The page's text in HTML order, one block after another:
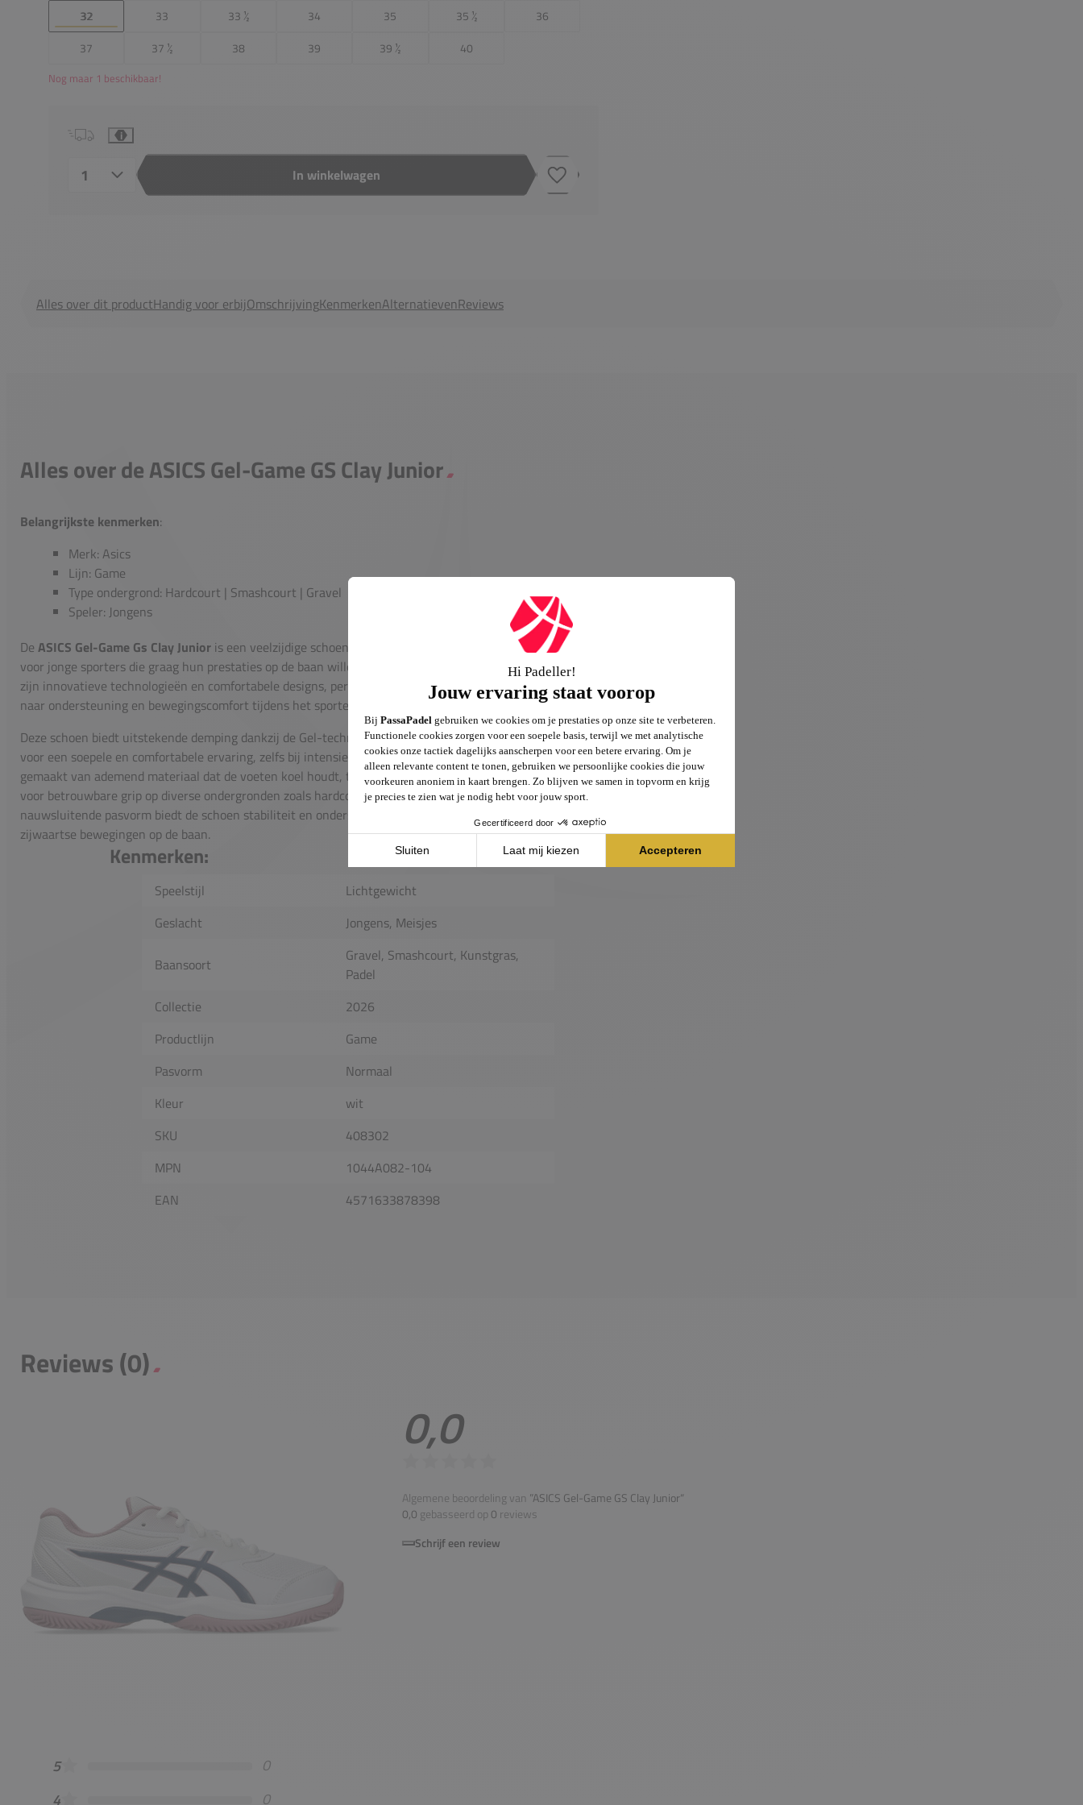
32 33 33 ½ 34 35 35 ½
36
37
37 ½ 38 39 39 ½ 40
Nog maar 1 beschikbaar!
i
In winkelwagen Toevoegen aan verlanglijstje
Alles over dit productHandig voor erbijOmschrijvingKenmerkenAlternatievenReviews
Alles over de ASICS Gel-Game GS Clay Junior
Belangrijkste kenmerken:
Merk: Asics
Lijn: Game
Type ondergrond: Hardcourt | Smashcourt | Gravel
Speler: Jongens
De ASICS Gel-Game Gs Clay Junior is een veelzijdige schoen uit de Asics Game-lijn, ontworpen
voor jonge sporters die graag hun prestaties op de baan willen verbeteren. Asics staat bekend om
zijn innovatieve technologieën en comfortabele designs, perfect voor elke sporter die op zoek is
naar ondersteuning en bewegingscomfort tijdens het sporten.
Deze schoen biedt uitstekende demping dankzij de Gel-technologie in de tussenzool, wat zorgt
voor een soepele en comfortabele ervaring, zelfs bij intensieve bewegingen. Het bovenwerk is
gemaakt van ademend materiaal dat de voeten koel houdt, terwijl de duurzame buitenzool zorgt
voor betrouwbare grip op diverse ondergronden zoals hardcourt, smashcourt en gravel. Met zijn
nauwsluitende pasvorm biedt de schoen stabiliteit en ondersteuning, essentieel voor snelle
zijwaartse bewegingen op de baan.
Kenmerken:
Speelstijl
Lichtgewicht
Geslacht
Jongens, Meisjes
Baansoort
Gravel, Smashcourt, Kunstgras,
Padel
Collectie
2026
Productlijn
Game
Pasvorm
Normaal
Kleur
wit
SKU
408302
MPN
1044A082-104
EAN
4571633878398
Reviews (0)
0,0
Algemene beoordeling van ”ASICS Gel-Game GS Clay Junior“
0,0 gebasseerd op 0 reviews
Schrijf een review
5
0
4
0